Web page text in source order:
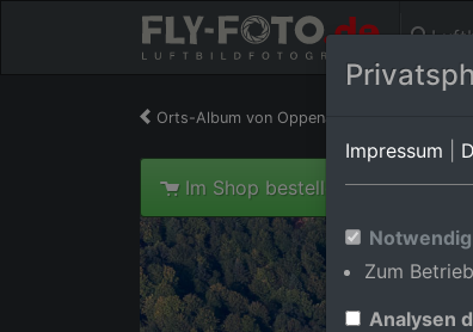
Orts-Album von Oppenau/Ramsbach
Im Shop bestellen
Impressum
Notwendig
Zum
Analysen